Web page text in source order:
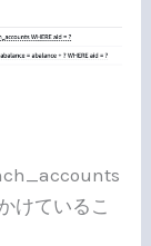
けているこ